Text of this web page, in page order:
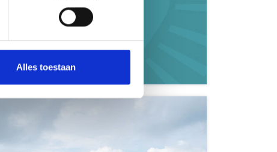
Alles toestaanZeeland